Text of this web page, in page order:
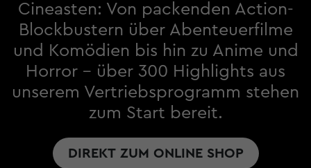
Cineasten: Von packenden Action-
Blockbustern über Abenteuerfilme
und Komödien bis hin zu Anime und
Horror – über 300 Highlights aus
unserem Vertriebsprogramm stehen
zum Start bereit.
DIREKT ZUM ONLINE SHOP